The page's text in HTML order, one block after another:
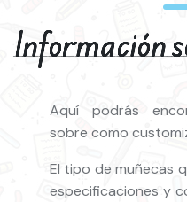
Información
Aquí podrás
sobre como
El tipo de muñecas
especificaciones y